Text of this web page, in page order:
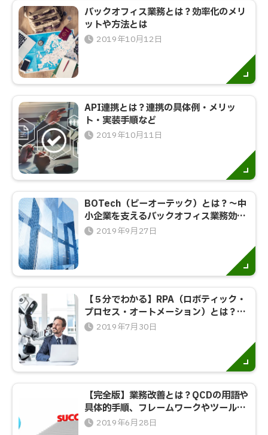
バックオフィス業務とは？効率化のメリ
ットや方法とは
2019年10月12日
API連携とは？連携の具体例・メリッ
ト・実装手順など
2019年10月11日
BOTech（ビーオーテック）とは？～中
小企業を支えるバックオフィス業務効率
化～2019年9月27日
【５分でわかる】RPA（ロボティック・
プロセス・オートメーション）とは？ブ
ームの背景や導入メリットなど
2019年7月30日
【完全版】業務改善とは？QCDの用語や
具体的手順、フレームワークやツールな
ど徹底解説
2019年6月28日